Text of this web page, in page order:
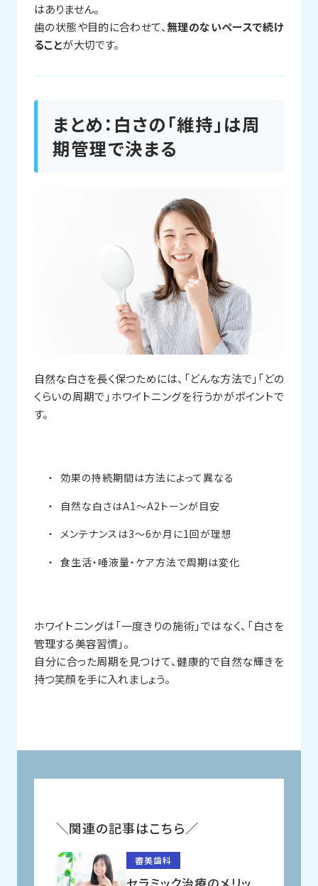
はありません。
歯の状態や目的に合わせて、 無理のないペースで続け
ることが大切です。
まとめ：白さの「維持」は周
期管理で決まる
自然な白さを長く保つためには、「どんな方法で」「どの
くらいの周期で」ホワイトニングを行うかがポイントで
す。
効果の持続期間は方法によって異なる
自然な白さはA1〜A2トーンが目安
メンテナンスは3〜6か月に1回が理想
食生活・唾液量・ケア方法で周期は変化
ホワイトニングは「一度きりの施術」ではなく、「白さを
管理する美容習慣」。
自分に合った周期を見つけて、健康的で自然な輝きを
持つ笑顔を手に入れましょう。
関連の記事はこちら
審美歯科